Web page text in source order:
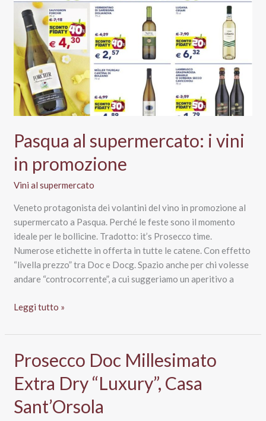
Vermentino
2016
Etichetta
verde,
La
Colombiera
Pasqua al supermercato: i vini
in promozione
Vini al supermercato
Veneto protagonista dei volantini del vino in promozione al
supermercato a Pasqua. Perché le feste sono il momento
ideale per le bollicine. Tradotto: it’s Prosecco time.
Numerose etichette in offerta in tutte le catene. Con effetto
“livella prezzo” tra Doc e Docg. Spazio anche per chi volesse
andare “controcorrente”, a cui suggeriamo un aperitivo a
Pasqua
supermercato:
vini
in
promozione
Leggi tutto »
Prosecco Doc Millesimato
Extra Dry “Luxury”, Casa
Sant’Orsola